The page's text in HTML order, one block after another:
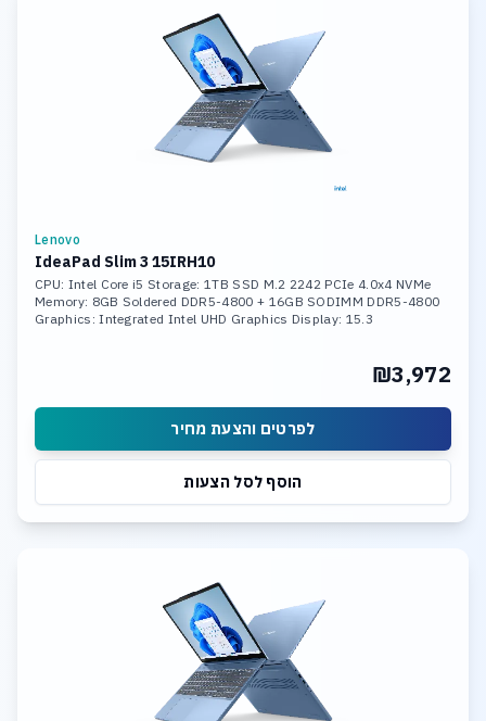
Lenovo
IdeaPad Slim 3 15IRH10
CPU: Intel Core i5 Storage: 1TB SSD M.2 2242 PCIe 4.0x4 NVMe
Memory: 8GB Soldered DDR5-4800 + 16GB SODIMM DDR5-4800
Graphics: Integrated Intel UHD Graphics Display: 15.3
₪3,972
לפרטים והצעת מחיר
הוסף לסל הצעות